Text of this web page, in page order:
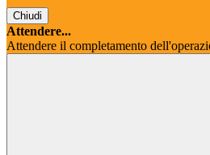
Chiudi
Attendere...
Attendere il completamento